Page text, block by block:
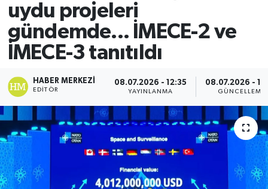
uydu projeleri
gündemde... İMECE-2 ve
İMECE-3 tanıtıldı
HABER MERKEZI
EDITÖR
08.07.2026 - 12:35
YAYINLANMA
08.07.2026 -
GÜNCELLEME